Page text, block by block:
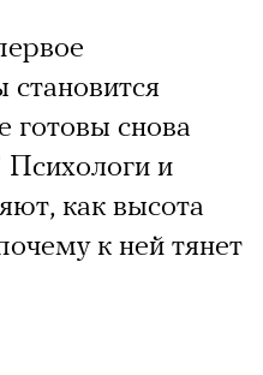
готовы снова
Психологи и
как высота
к ней тянет